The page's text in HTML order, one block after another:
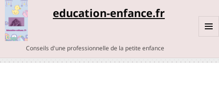
education-enfance.fr
Conseils d'une professionnelle de la petite enfance